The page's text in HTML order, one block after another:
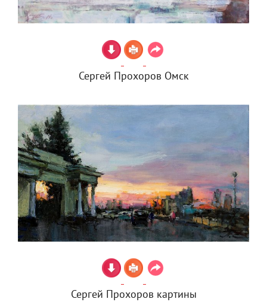
Сергей Прохоров Омск
Сергей Прохоров картины